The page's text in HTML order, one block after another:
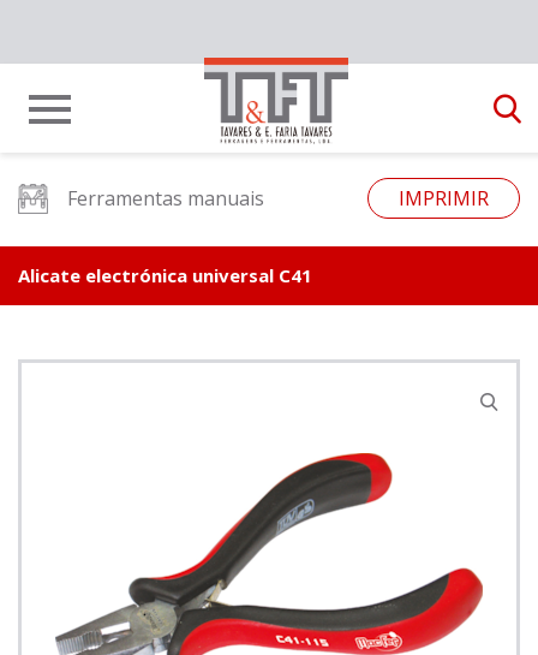
Ferramentas manuais IMPRIMIR
Alicate electrónica universal C41